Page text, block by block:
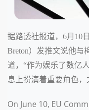
据路透社报道，6月10
Breton）发推文说他与
道，“作为娱乐了数亿
息上扮演着重要角色
On June 10, EU